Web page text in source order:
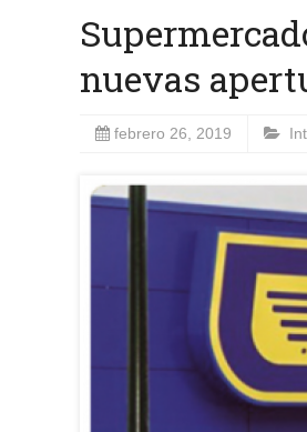
nuevas
febrero 26, 2019